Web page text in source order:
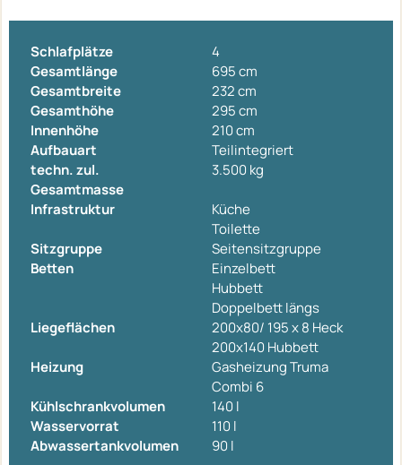
Schlafplätze
4
Gesamtlänge
695 cm
Gesamtbreite
232 cm
Gesamthöhe
295 cm
Innenhöhe
210 cm
Aufbauart
Teilintegriert
techn. zul.
Gesamtmasse
3.500 kg
Infrastruktur
Küche
Toilette
Sitzgruppe
Seitensitzgruppe
Betten
Einzelbett
Hubbett
Doppelbett längs
Liegeflächen
200x80/ 195 x 8 Heck
200x140 Hubbett
Heizung
Gasheizung Truma
Combi 6
Kühlschrankvolumen
140 l
Wasservorrat
110 l
Abwassertankvolumen
90 l